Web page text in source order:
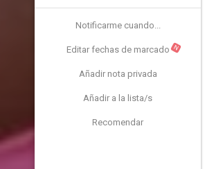
Notificarme cuando...
Editar fechas de marcado N
Añadir nota privada
Añadir a la lista/s
Recomendar